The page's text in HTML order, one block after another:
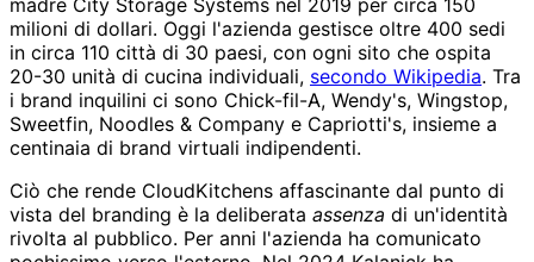
milioni di dollari. Oggi l'azienda gestisce oltre 400 sedi
in circa 110 città di 30 paesi, con ogni sito che ospita
20-30 unità di cucina individuali, secondo Wikipedia. Tra
i brand inquilini ci sono Chick-fil-A, Wendy's, Wingstop,
Sweetfin, Noodles & Company e Capriotti's, insieme a
centinaia di brand virtuali indipendenti.
Ciò che rende CloudKitchens affascinante dal punto di
vista del branding è la deliberata assenza di un'identità
rivolta al pubblico. Per anni l'azienda ha comunicato